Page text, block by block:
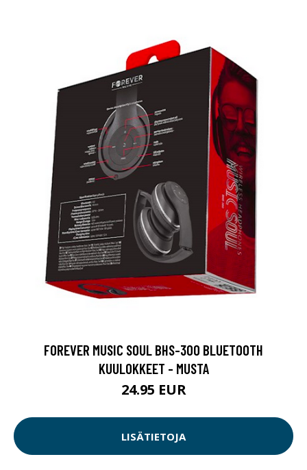
FOREVER MUSIC SOUL BHS-300 BLUETOOTH
KUULOKKEET - MUSTA
24.95 EUR
LISÄTIETOJA